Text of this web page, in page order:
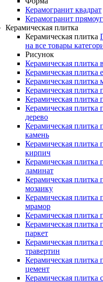
Керамогранит квадрат
Керамогранит
Керамическая плитка
Керамическая плитка
на все товары
Рисунок
Керамическая плитка
Керамическая плитка
Керамическая плитка
Керамическая плитка
Керамическая плитка
Керамическая плитка
дерево
Керамическая плитка
камень
Керамическая плитка
кирпич
Керамическая плитка
ламинат
Керамическая плитка
мозаику
Керамическая плитка
мрамор
Керамическая плитка
Керамическая плитка
паркет
Керамическая плитка
травертин
Керамическая плитка
цемент
Керамическая плитка с